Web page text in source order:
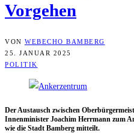
Vorgehen
VON WEBECHO BAMBERG
25. JANUAR 2025
POLITIK
Der Aus­tausch zwi­schen
Innen­mi­nis­ter Joa­chim Herr­mann zum
wie die Stadt Bam­berg mitteilt.